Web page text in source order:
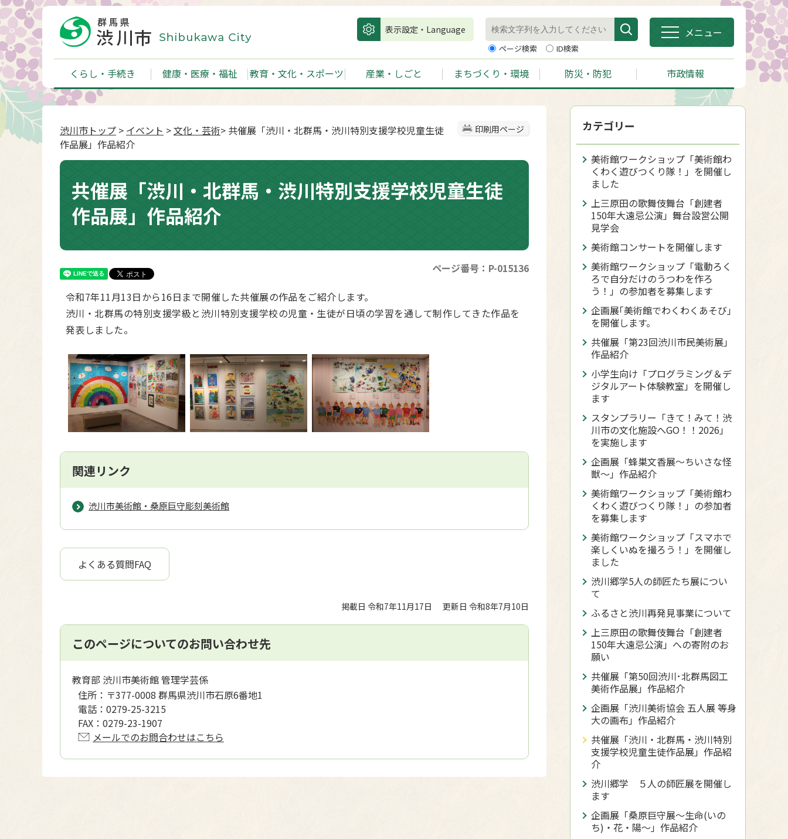
表示設定・Language
ページ検索 ID検索
メニュー
くらし・手続き 健康・医療・福祉 教育・文化・スポーツ 産業・しごと まちづくり・環境 防災・防犯 市政情報
印刷用ページ
渋川市トップ > イベント >文化・芸術> 共催展「渋川・北群馬・渋川特別支援学校児童生徒
作品展」作品紹介
共催展「渋川・北群馬・渋川特別支援学校児童生徒
作品展」作品紹介
ページ番号：P-015136
令和7年11月13日から16日まで開催した共催展の作品をご紹介します。
渋川・北群馬の特別支援学級と渋川特別支援学校の児童・生徒が日頃の学習を通して制作してきた作品を
発表しました。
関連リンク
渋川市美術館・桑原巨守彫刻美術館
よくある質問FAQ
掲載日 令和7年11月17日 更新日 令和8年7月10日
このページについてのお問い合わせ先
教育部 渋川市美術館 管理学芸係
住所： 〒377-0008 群馬県渋川市石原6番地1
電話： 0279-25-3215
FAX： 0279-23-1907
メールでのお問合わせはこちら
カテゴリー
美術館ワークショップ「美術館わ
くわく遊びつくり隊！」を開催し
ました
上三原田の歌舞伎舞台「創建者
150年大遠忌公演」舞台設営公開
見学会
美術館コンサートを開催します
美術館ワークショップ「電動ろく
ろで自分だけのうつわを作ろ
う！」の参加者を募集します
企画展｢美術館でわくわくあそび｣
を開催します。
共催展「第23回渋川市民美術展」
作品紹介
小学生向け「プログラミング＆デ
ジタルアート体験教室」を開催し
ます
スタンプラリー「きて！みて！渋
川市の文化施設へGO！！2026」
を実施します
企画展「蜂巣文香展～ちいさな怪
獣～」作品紹介
美術館ワークショップ「美術館わ
くわく遊びつくり隊！」の参加者
を募集します
美術館ワークショップ「スマホで
楽しくいぬを撮ろう！」を開催し
ました
渋川郷学5人の師匠たち展につい
て
ふるさと渋川再発見事業について
上三原田の歌舞伎舞台「創建者
150年大遠忌公演」への寄附のお
願い
共催展「第50回渋川･北群馬図工
美術作品展」作品紹介
企画展「渋川美術協会 五人展 等身
大の画布」作品紹介
共催展「渋川・北群馬・渋川特別
支援学校児童生徒作品展」作品紹
介
渋川郷学 ５人の師匠展を開催し
ます
企画展「桑原巨守展～生命(いの
ち)・花・陽～」作品紹介